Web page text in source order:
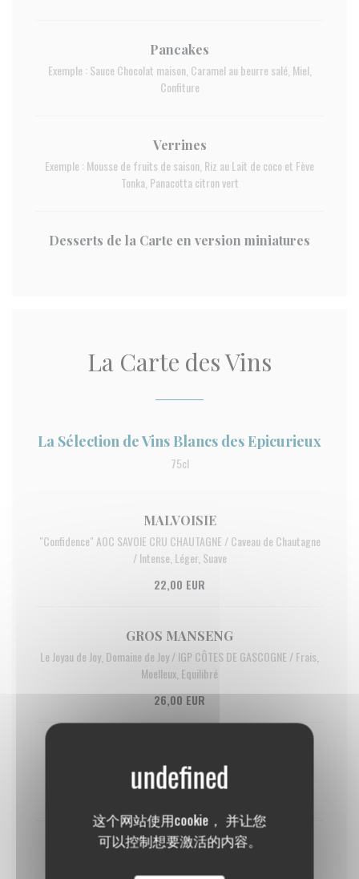
这个网站使用cookie， 并让您
可以控制想要激活的内容。
Pancakes
Exemple : Sauce Chocolat maison, Caramel au beurre salé, Miel,
Confiture
Verrines
Exemple : Mousse de fruits de saison, Riz au Lait de coco et Fève
Tonka, Panacotta citron vert
Desserts de la Carte en version miniatures
La Carte des Vins
La Sélection de Vins Blancs des Epicurieux
75cl
MALVOISIE
"Confidence" AOC SAVOIE CRU CHAUTAGNE / Caveau de Chautagne
/ Intense, Léger, Suave
22,00 EUR
GROS MANSENG
Le Joyau de Joy, Domaine de Joy / IGP CÔTES DE GASCOGNE / Frais,
Moelleux, Equilibré
26,00 EUR
AOC / Caveau Bugiste / Sec, Fruité, Floral
MUSCADET BIO